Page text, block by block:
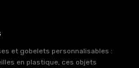
et gobelets personnalisables :
en plastique, ces objets